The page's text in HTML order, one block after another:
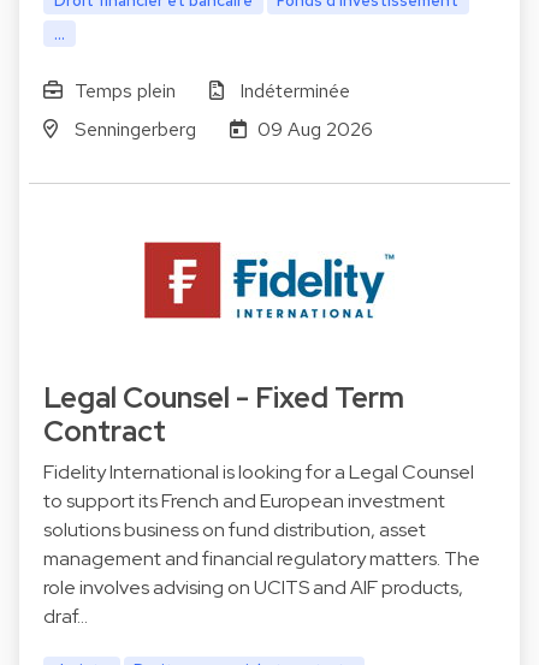
...
Temps plein
Indéterminée
Senningerberg
09 Aug 2026
Legal Counsel - Fixed Term
Contract
Fidelity International is looking for a Legal Counsel
to support its French and European investment
solutions business on fund distribution, asset
management and financial regulatory matters. The
role involves advising on UCITS and AIF products,
draf…